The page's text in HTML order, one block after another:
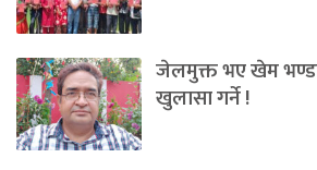
जेलमुक्त भए खेम
खुलासा गर्ने !